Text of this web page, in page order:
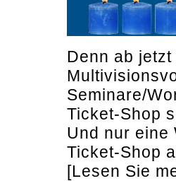
Denn ab
Seminare/
Ticket-Shop
Und nur eine
Ticket-Shop
[Lesen Sie